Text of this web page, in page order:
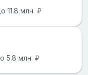
11.8 млн. ₽
5.8 млн. ₽